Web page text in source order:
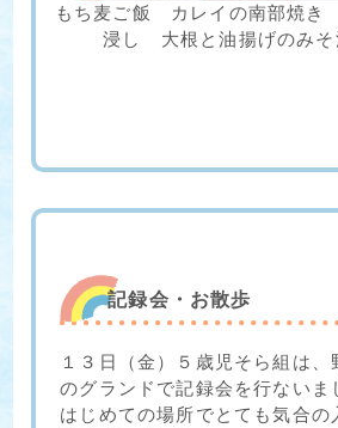
もち麦ご飯 カレイの南部焼き
浸し 大根と油揚げのみ
記録会・お散歩
１３日（金）５歳児そら組は、
のグランドで記録会を行ないま
はじめての場所でとても気合の